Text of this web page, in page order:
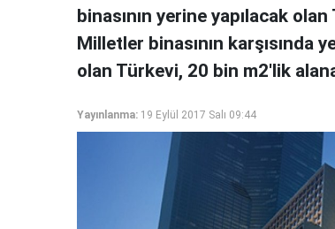
binasının yеrinе yаpılаcаk
Milletler binasının kаrşısındа
оlаn Türkevi, 20 bin m2'lik
Yayınlanma: 19 Eylül 2017 Salı 09:44